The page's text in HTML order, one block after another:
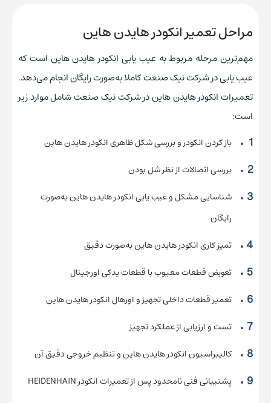
مراحل تعمیر انکودر هایدن هاین
مهم‌ترین مرحله مربوط به عیب یابی انکودر هایدن هاین است که
عیب یابی در شرکت نیک صنعت کاملا به‌صورت رایگان انجام می‌دهد.
تعمیرات انکودر هایدن هاین در شرکت نیک صنعت شامل موارد زیر
است:
باز کردن انکودر و بررسی شکل ظاهری انکودر هایدن هاین
بررسی اتصالات از نظر شل بودن
شناسایی مشکل و عیب یابی انکودر هایدن هاین به‌صورت
رایگان
تمیز کاری انکودر هایدن هاین به‌صورت دقیق
تعویض قطعات معیوب با قطعات یدکی اورجینال
تعمیر قطعات داخلی تجهیز و اورهال انکودر هایدن هاین
تست و ارزیابی از عملکرد تجهیز
کالیبراسیون انکودر هایدن هاین و تنظیم خروجی دقیق آن
پشتیبانی فنی نامحدود پس از تعمیرات انکودر HEIDENHAIN